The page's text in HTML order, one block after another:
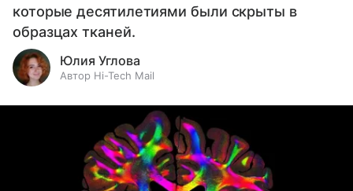
которые десятилетиями были скрыты в
образцах тканей.
Юлия Углова
Автор Hi-Tech Mail